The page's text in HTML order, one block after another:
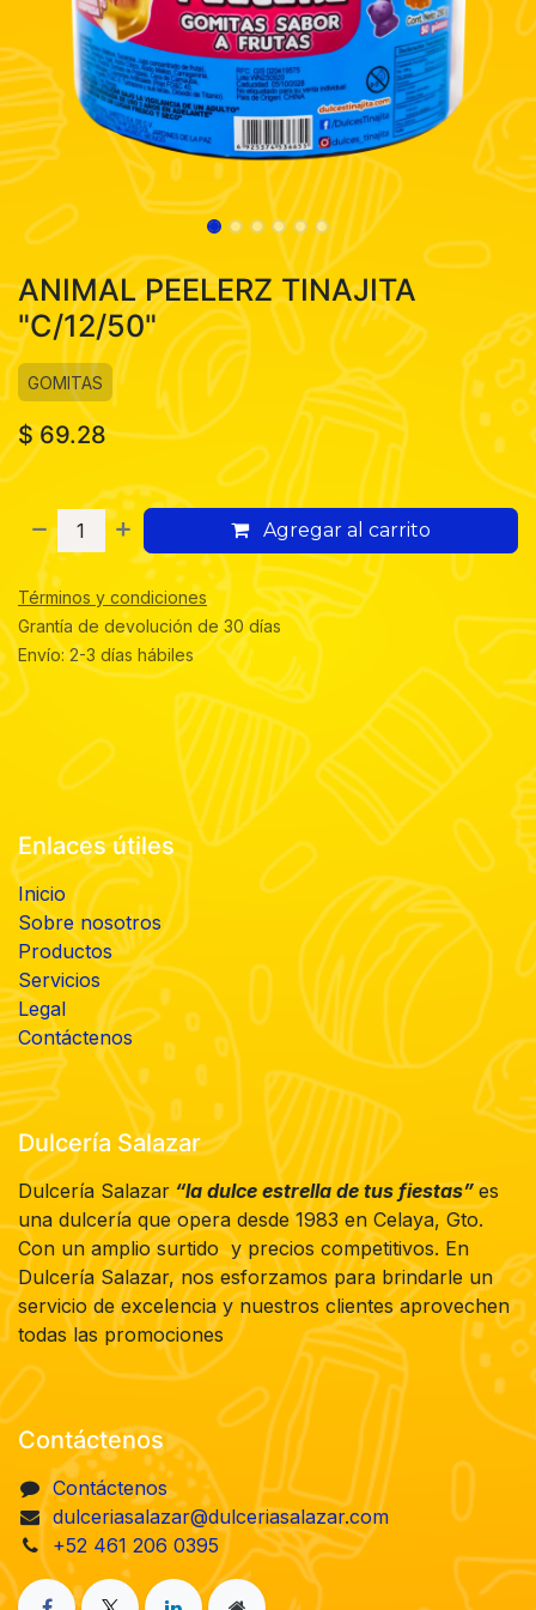
ANIMAL PEELERZ TINAJITA
"C/12/50"
GOMITAS
$69.28
Agregar al carrito
Términos y condiciones
Grantía de devolución de 30 días
Envío: 2-3 días hábiles
Enlaces útiles
Inicio
Sobre nosotros
Productos
Servicios
Legal
Contáctenos
Dulcería Salazar
Dulcería Salazar “la dulce estrella de tus fiestas”es
una dulcería que opera desde 1983 en Celaya, Gto.
Con un amplio surtido y precios competitivos. En
Dulcería Salazar, nos esforzamos para brindarle un
servicio de excelencia y nuestros clientes aprovechen
todas las promociones
Contáctenos
Contáctenos
dulceriasalazar@dulceriasalazar.com
+52 461 206 0395